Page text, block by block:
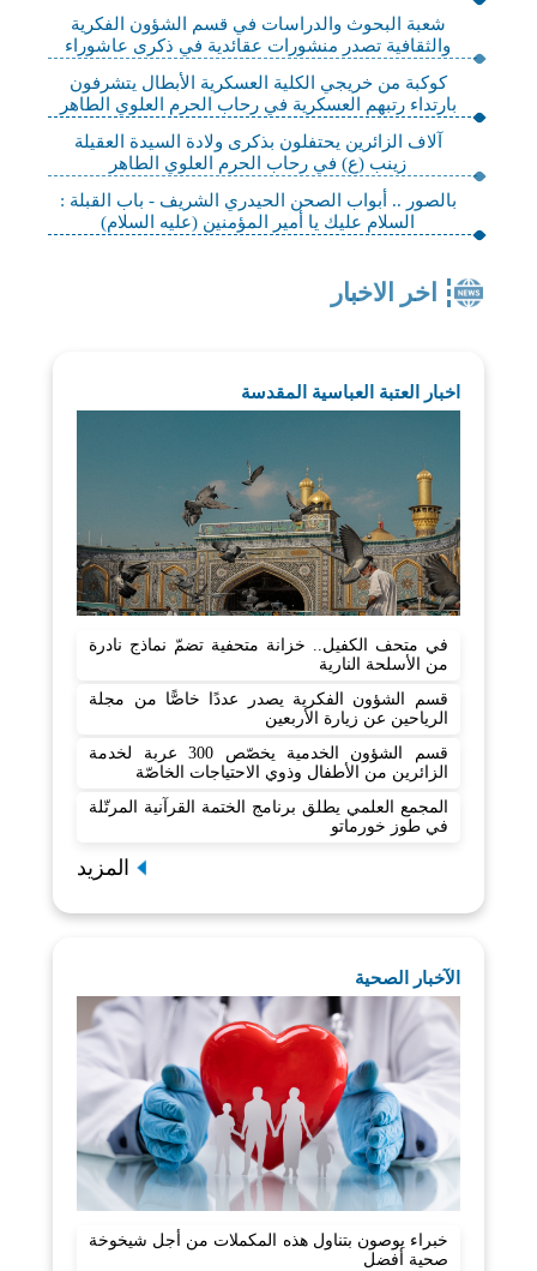
شعبة البحوث والدراسات في قسم الشؤون الفكرية
والثقافية تصدر منشورات عقائدية في ذكرى عاشوراء
كوكبة من خريجي الكلية العسكرية الأبطال يتشرفون
بارتداء رتبهم العسكرية في رحاب الحرم العلوي الطاهر
آلاف الزائرين يحتفلون بذكرى ولادة السيدة العقيلة
زينب (ع) في رحاب الحرم العلوي الطاهر
بالصور .. أبواب الصحن الحيدري الشريف - باب القبلة :
السلام عليك يا أمير المؤمنين (عليه السلام)
اخر الاخبار
اخبار العتبة العباسية المقدسة
في متحف الكفيل.. خزانة متحفية تضمّ نماذج نادرة
من الأسلحة النارية
قسم الشؤون الفكرية يصدر عددًا خاصًّا من مجلة
الرياحين عن زيارة الأربعين
قسم الشؤون الخدمية يخصّص 300 عربة لخدمة
الزائرين من الأطفال وذوي الاحتياجات الخاصّة
المجمع العلمي يطلق برنامج الختمة القرآنية المرتّلة
في طوز خورماتو
المزيد
الآخبار الصحية
خبراء يوصون بتناول هذه المكملات من أجل شيخوخة
صحية أفضل